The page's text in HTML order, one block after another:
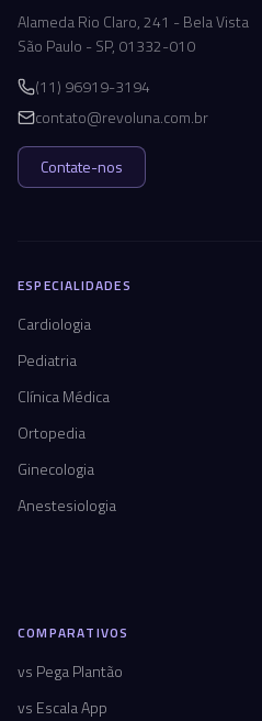
Alameda Rio Claro, 241 - Bela Vista
São Paulo - SP, 01332-010
(11) 96919-3194
contato@revoluna.com.br
Contate-nos
ESPECIALIDADES
Cardiologia
Pediatria
Clínica Médica
Ortopedia
Ginecologia
Anestesiologia
COMPARATIVOS
vs Pega Plantão
vs Escala App